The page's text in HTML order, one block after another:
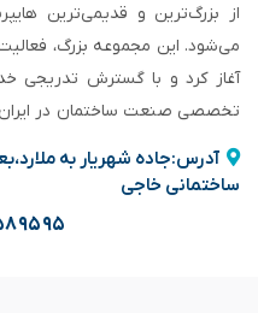
از بزرگ‌ترین و قدیمی‌ترین
می‌شود. این مجموعه بزرگ،
آغاز کرد و با گسترش تدریجی
تخصصی صنعت ساختمان در
آدرس:جاده شهریار به
ساختمانی خاجی